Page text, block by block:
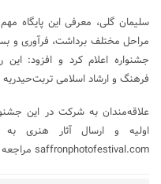
سلیمان گلی، معرفی این پایگاه
مراحل مختلف برداشت، فرآوری و
جشنواره اعلام کرد و افزود:
فرهنگ و ارشاد اسلامی
اولیه و ارسال آثار هنری به
saffronphotofestival.com مراجعه کنند.